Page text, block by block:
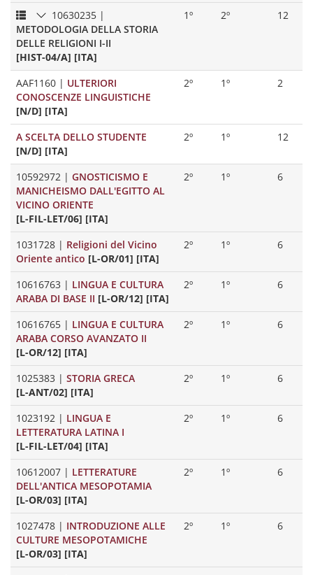
10630235 |
METODOLOGIA DELLA STORIA
DELLE RELIGIONI I-II
[HIST-04/A] [ITA]
1º 2º 12
AAF1160 | ULTERIORI
CONOSCENZE LINGUISTICHE
[N/D] [ITA]
2º 1º 2
A SCELTA DELLO STUDENTE
[N/D] [ITA]
2º 1º 12
10592972 | GNOSTICISMO E
MANICHEISMO DALL'EGITTO AL
VICINO ORIENTE
[L-FIL-LET/06] [ITA]
2º 1º 6
1031728 | Religioni del Vicino
Oriente antico [L-OR/01] [ITA]
2º 1º 6
10616763 | LINGUA E CULTURA
ARABA DI BASE II [L-OR/12] [ITA]
2º 1º 6
10616765 | LINGUA E CULTURA
ARABA CORSO AVANZATO II
[L-OR/12] [ITA]
2º 1º 6
1025383 | STORIA GRECA
[L-ANT/02] [ITA]
2º 1º 6
1023192 | LINGUA E
LETTERATURA LATINA I
[L-FIL-LET/04] [ITA]
2º 1º 6
10612007 | LETTERATURE
DELL'ANTICA MESOPOTAMIA
[L-OR/03] [ITA]
2º 1º 6
1027478 | INTRODUZIONE ALLE
CULTURE MESOPOTAMICHE
[L-OR/03] [ITA]
2º 1º 6